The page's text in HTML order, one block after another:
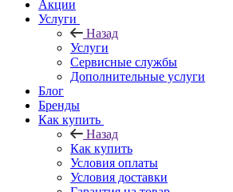
Акции
Услуги
Назад
Услуги
Сервисные службы
Дополнительные услуги
Блог
Бренды
Как купить
Назад
Как купить
Условия оплаты
Условия доставки